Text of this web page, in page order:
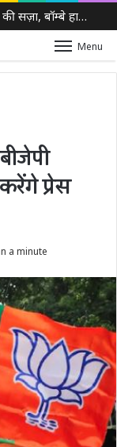
2013 रेप केस में तरुण तेजपाल को 10 साल की सज़ा, बॉम्बे हाई कोर्ट ने लगाया 10 लाख रुपये का जुर्माना
Menu
प्रेस
a minute